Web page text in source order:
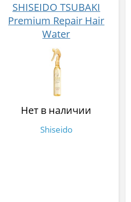
SHISEIDO TSUBAKI
Premium Repair Hair
Water
Восстанавливающий
спрей для волос с
маслом камелии 220 мл
Нет в наличии
Shiseido